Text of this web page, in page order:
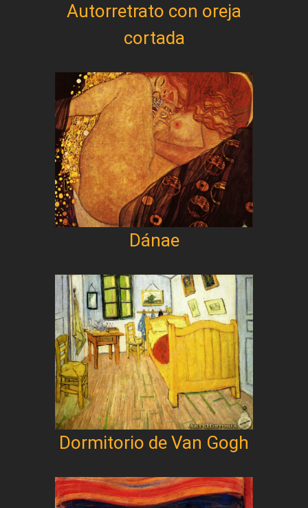
Autorretrato con oreja
cortada
Dánae
Dormitorio de Van Gogh